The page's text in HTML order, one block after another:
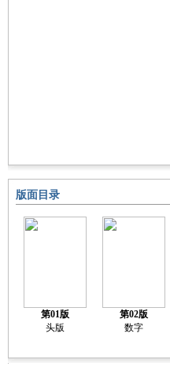
版面目录
第01版
头版
第02版
数字